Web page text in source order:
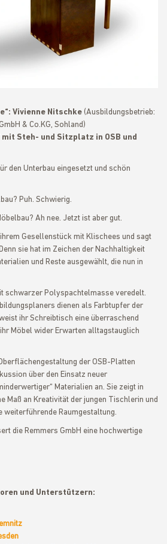
Vivienne Nitschke (Ausbildungsbetrieb:
& Co.KG, Sohland)
mit Steh- und Sitzplatz in OSB und
den Unterbau eingesetzt und schön
Puh. Schwierig.
Ah nee. Jetzt ist aber gut.
Gesellenstück mit Klischees und sagt
sie hat im Zeichen der Nachhaltigkeit
und Reste ausgewählt, die nun in
schwarzer Polyspachtelmasse veredelt.
dienen als Farbtupfer der
ihr Schreibtisch eine überraschend
Möbel wider Erwarten alltagstauglich
der OSB-Platten
über den Einsatz neuer
Materialien an. Sie zeigt in
Maß an Kreativität der jungen Tischlerin und
Raumgestaltung.
die Remmers GmbH eine hochwertige
und Unterstützern: